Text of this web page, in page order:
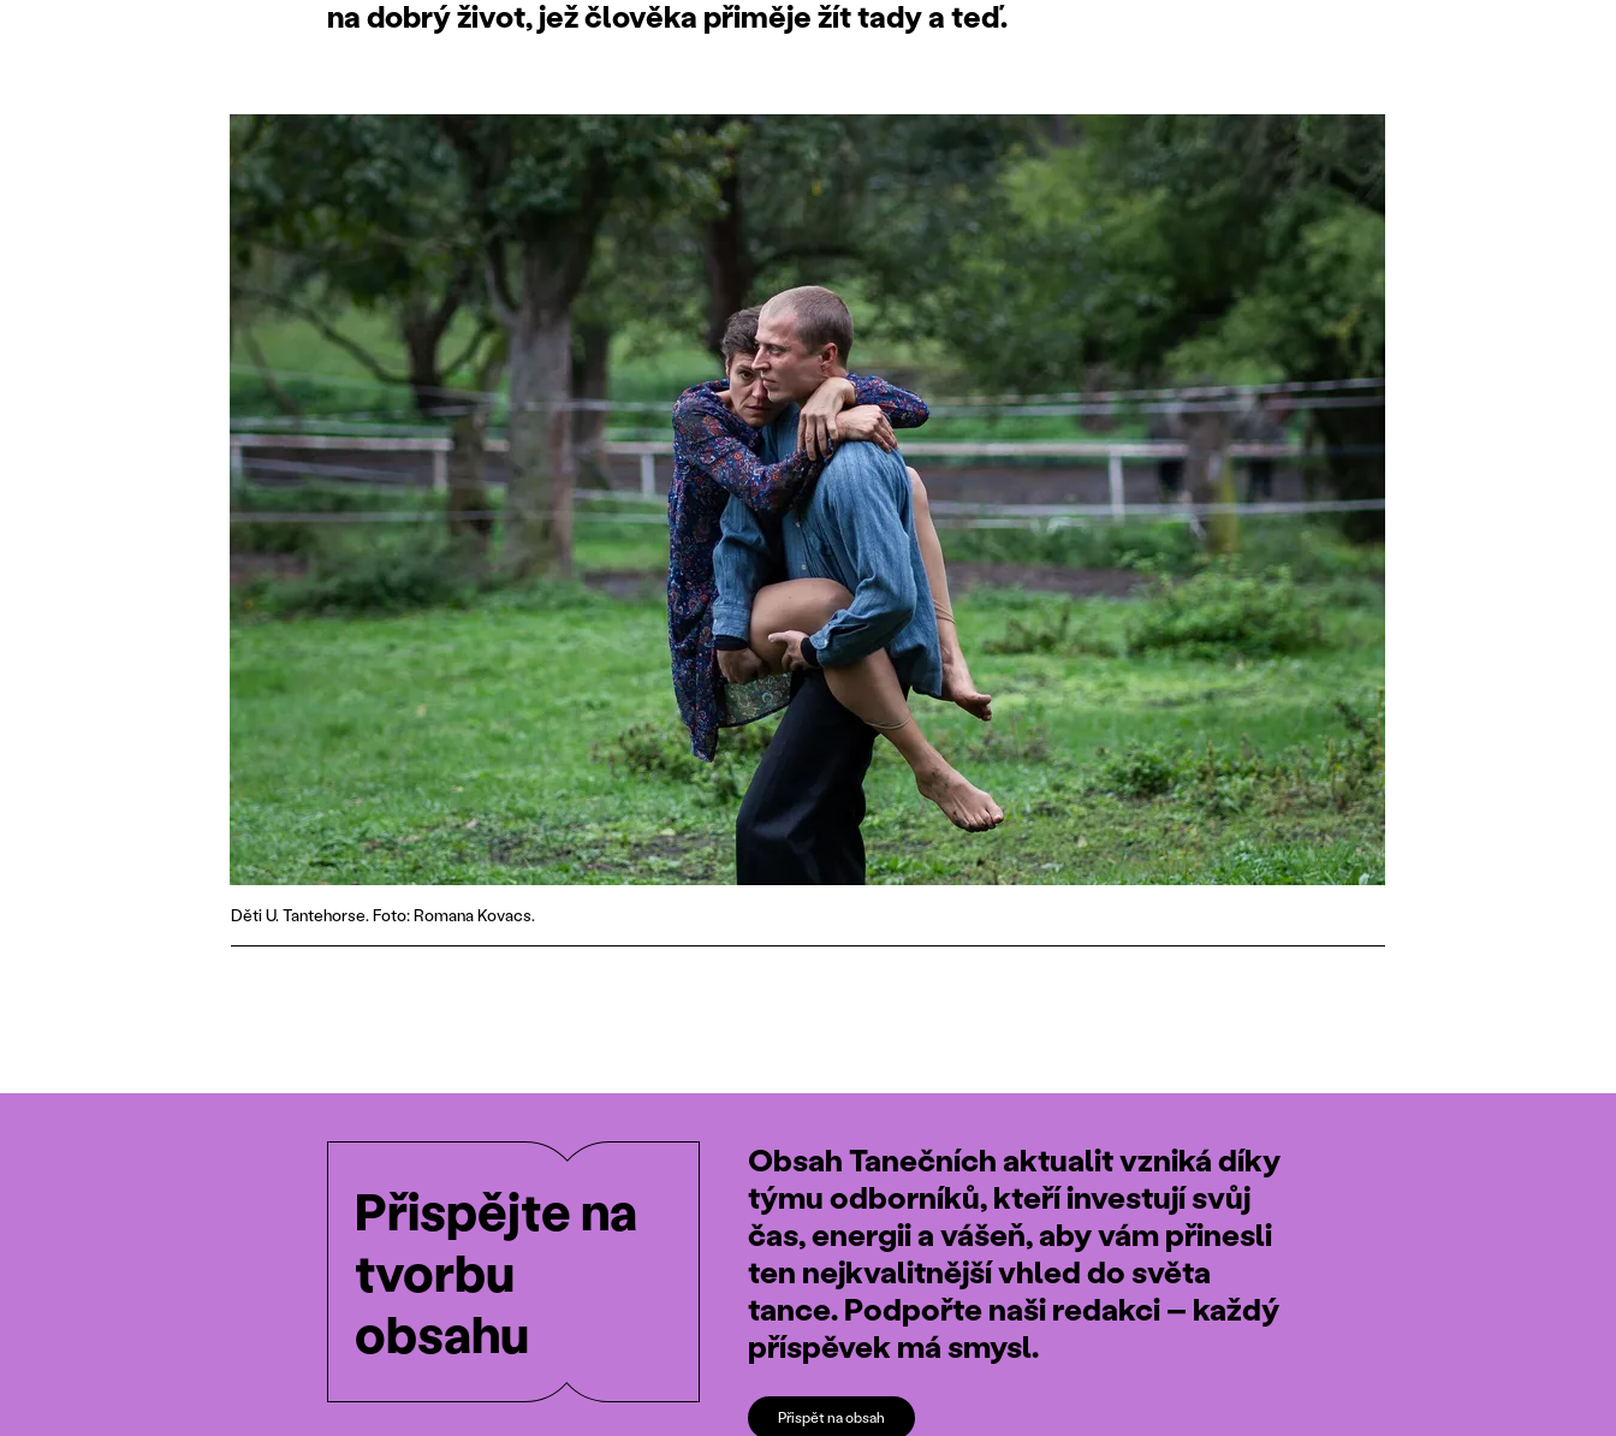
na dobrý život, jež člověka přiměje žít tady a teď.
Děti U. Tantehorse. Foto: Romana Kovacs.
Přispějte na
tvorbu
obsahu
Obsah Tanečních aktualit vzniká díky
týmu odborníků, kteří investují svůj
čas, energii a vášeň, aby vám přinesli
ten nejkvalitnější vhled do světa
tance. Podpořte naši redakci – každý
příspěvek má smysl.
Přispět na obsah